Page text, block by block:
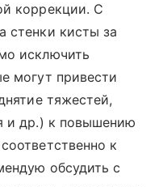
коррекции. С
стенки кисты за
исключить
могут привести
тяжестей,
и др.) к повышению
к
обсудить с